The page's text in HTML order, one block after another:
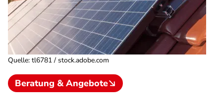
Quelle: tl6781 / stock.adobe.com
Beratung & Angebote